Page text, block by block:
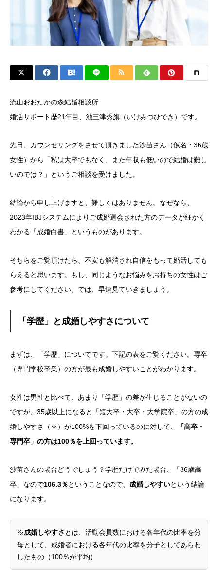
流山おおたかの森結婚相談所
婚活サポート歴21年目、池三津秀旗（いけみつひでき）です。
先日、カウンセリングをさせて頂きました沙苗さん（仮名・36歳
女性）から「私は大卒でもなく、また年収も低いので結婚は難し
いのでは？」というご相談を受けました。
結論から申し上げますと、難しくはありません。なぜなら、
2023年IBJシステムによりご成婚退会された方のデータが細かく
わかる「成婚白書」というものがあります。
そちらをご覧頂けたら、不安も解消され自信をもって婚活しても
らえると思います。もし、同じようなお悩みをお持ちの女性はご
参考にしてください。では、早速見ていきましょう。
「学歴」と成婚しやすさについて
まずは、「学歴」についてです。下記の表をご覧ください。専卒
（専門学校卒業）の方が最も成婚しやすいことがわかります。
女性は男性と比べて、あまり「学歴」の差が生じることがないの
ですが、35歳以上になると「短大卒・大卒・大学院卒」の方の成
婚しやすさ（※）が100%を下回っているのに対して、
「高卒・
専門卒」の方は100％を上回っています。
沙苗さんの場合どうでしょう？学歴だけでみた場合、「36歳高
卒」なので106.3％ということなので、 成婚しやすいという結論
になります。
※成婚しやすさ とは、活動会員数における各年代の比率を分
母として、成婚者における各年代の比率を分子としてあらわ
したもの（100％が平均）